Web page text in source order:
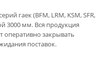
гаек (BFM, LRM, KSM, SFR,
3000 мм. Вся продукция
оперативно закрывать
поставок.